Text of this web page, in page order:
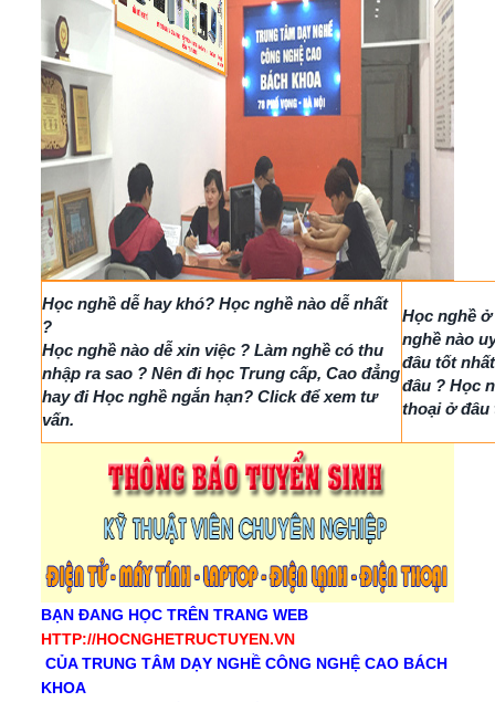
Học nghề dễ hay khó? Học nghề nào dễ nhất
?
Học nghề nào dễ xin việc ? Làm nghề có thu
nhập ra sao ? Nên đi học Trung cấp, Cao đẳng
hay đi Học nghề ngắn hạn? Click để xem tư
vấn.
Học nghề
nghề nào
đâu tốt
đâu ? Học
thoại ở đâu
BẠN ĐANG HỌC TRÊN TRANG WEB
HTTP://HOCNGHETRUCTUYEN.VN
CỦA TRUNG TÂM DẠY NGHỀ CÔNG NGHỆ CAO BÁCH
KHOA